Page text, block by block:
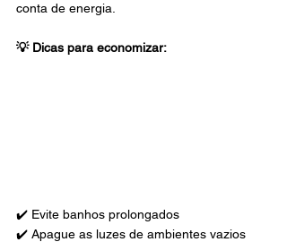
conta de energia.
💡 Dicas para economizar:
✔️ Evite banhos prolongados
✔️ Apague as luzes de ambientes vazios